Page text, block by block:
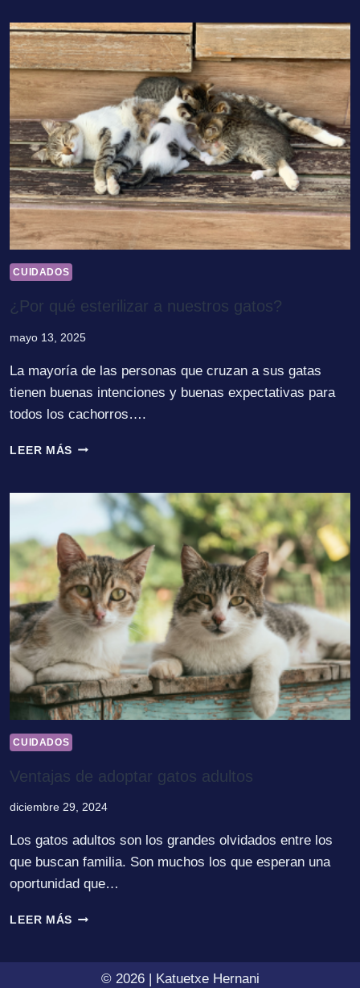
CUIDADOS
¿Por qué esterilizar a nuestros gatos?
mayo 13, 2025
La mayoría de las personas que cruzan a sus gatas
tienen buenas intenciones y buenas expectativas para
todos los cachorros….
LEER MÁS¿POR
A
NUESTROS
GATOS?
CUIDADOS
Ventajas de adoptar gatos adultos
diciembre 29, 2024
Los gatos adultos son los grandes olvidados entre los
que buscan familia. Son muchos los que esperan una
oportunidad que…
LEER MÁSVENTAJAS
ADULTOS
© 2026 | Katuetxe Hernani